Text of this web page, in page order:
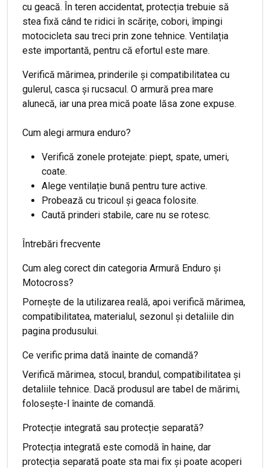
cu geacă. În teren accidentat, protecția trebuie să
stea fixă când te ridici în scărițe, cobori, împingi
motocicleta sau treci prin zone tehnice. Ventilația
este importantă, pentru că efortul este mare.
Verifică mărimea, prinderile și compatibilitatea cu
gulerul, casca și rucsacul. O armură prea mare
alunecă, iar una prea mică poate lăsa zone expuse.
Cum alegi armura enduro?
Verifică zonele protejate: piept, spate, umeri,
coate.
Alege ventilație bună pentru ture active.
Probează cu tricoul și geaca folosite.
Caută prinderi stabile, care nu se rotesc.
Întrebări frecvente
Cum aleg corect din categoria Armură Enduro și
Motocross?
Pornește de la utilizarea reală, apoi verifică mărimea,
compatibilitatea, materialul, sezonul și detaliile din
pagina produsului.
Ce verific prima dată înainte de comandă?
Verifică mărimea, stocul, brandul, compatibilitatea și
detaliile tehnice. Dacă produsul are tabel de mărimi,
folosește-l înainte de comandă.
Protecție integrată sau protecție separată?
Protecția integrată este comodă în haine, dar
protecția separată poate sta mai fix și poate acoperi